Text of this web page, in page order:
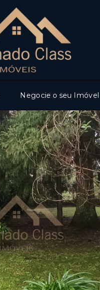
Negocie o seu Imóvel